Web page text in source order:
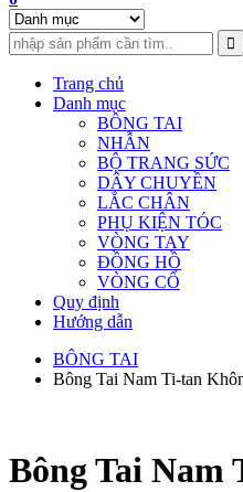
Trang chủ
Danh mục
BÔNG TAI
NHẪN
BỘ TRANG SỨC
DÂY CHUYỀN
LẮC CHÂN
PHỤ KIỆN TÓC
VÒNG TAY
ĐỒNG HỒ
VÒNG CỔ
Quy định
Hướng dẫn
BÔNG TAI
Bông Tai Nam Ti-tan
Bông Tai Nam